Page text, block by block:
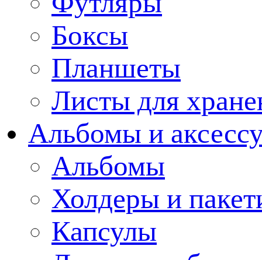
Боксы
Планшеты
Листы для
Альбомы и
Альбомы
Холдеры и
Капсулы